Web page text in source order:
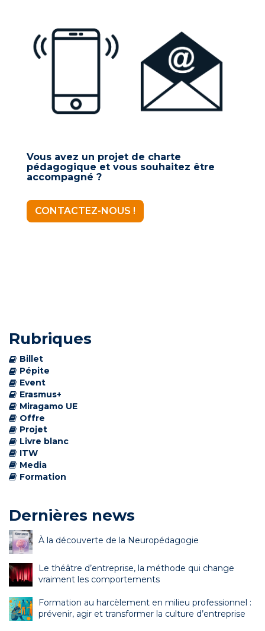
Vous avez un projet de charte
pédagogique et vous souhaitez être
accompagné ?
CONTACTEZ-NOUS !
Rubriques
Billet
Pépite
Event
Erasmus+
Miragamo UE
Offre
Projet
Livre blanc
ITW
Media
Formation
Dernières news
À la découverte de la Neuropédagogie
Le théâtre d’entreprise, la méthode qui change
vraiment les comportements
Formation au harcèlement en milieu professionnel :
prévenir, agir et transformer la culture d’entreprise